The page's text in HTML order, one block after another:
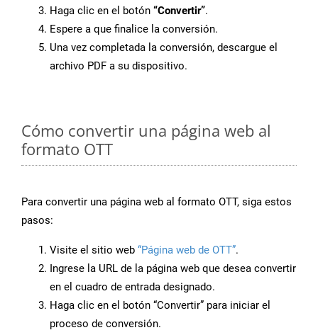
Haga clic en el botón “Convertir”.
Espere a que finalice la conversión.
Una vez completada la conversión, descargue el
archivo PDF a su dispositivo.
Cómo convertir una página web al
formato OTT
Para convertir una página web al formato OTT, siga estos
pasos:
Visite el sitio web “Página web de OTT”.
Ingrese la URL de la página web que desea convertir
en el cuadro de entrada designado.
Haga clic en el botón “Convertir” para iniciar el
proceso de conversión.